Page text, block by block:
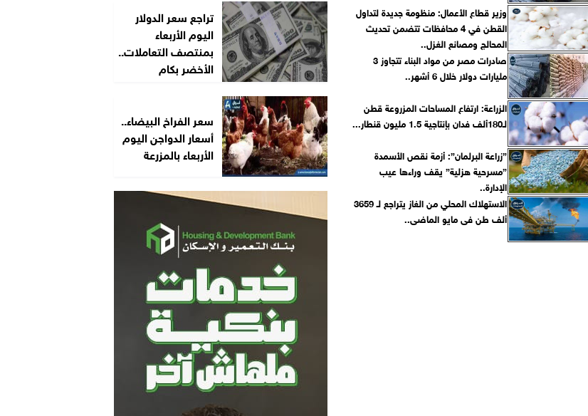
وزير قطاع الأعمال: منظومة جديدة لتداول
القطن في 4 محافظات تتضمن تحديث
المحالج ومصانع الغزل..
صادرات مصر من مواد البناء تتجاوز 3
مليارات دولار خلال 6 أشهر..
الزراعة: ارتفاع المساحات المزروعة قطن
لـ180ألف فدان بإنتاجية 1.5 مليون قنطار...
”زراعة البرلمان”: أزمة نقص الأسمدة
”مسرحية هزلية” يقف وراءها عيب
الإدارة..
الاستهلاك المحلي من الغاز يتراجع لـ 3659
ألف طن فى مايو الماضى..
تراجع سعر الدولار
اليوم الأربعاء
بمنتصف التعاملات..
الأخضر بكام
سعر الفراخ البيضاء..
أسعار الدواجن اليوم
الأربعاء بالمزرعة